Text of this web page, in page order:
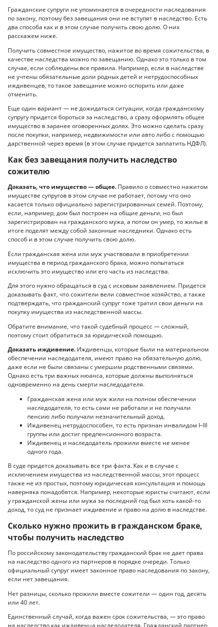
Гражданские супруги не упоминаются в очередности наследования
по закону, поэтому без завещания они не вступят в наследство. Есть
два способа как и в этом случае получить свою долю. О них
расскажем ниже.
Получить совместное имущество, нажитое во время сожительства, в
качестве наследства можно по завещанию. Однако это только в том
случае, если соблюдены все правила. Например, если в наследстве
не учтены обязательные доли родных детей и нетрудоспособных
иждивенцев, то такое завещание можно оспорить или даже
отменить.
Еще один вариант — не дожидаться ситуации, когда гражданскому
супругу придется бороться за наследство, а сразу оформлять общее
имущество в заранее оговоренных долях. Это можно сделать сразу
после покупки, например, недвижимости или авто либо с помощью
дарственной через время (в этом случае придется заплатить НДФЛ).
Как без завещания получить наследство
сожителю
Доказать, что имущество — общее. Правило о совместно нажитом
имуществе супругов в этом случае не работает, потому что оно
касается только официально зарегистрированных семей. Поэтому,
если, например, дом был построен на общие деньги, но был
зарегистрирован на гражданского мужа, а потом он умер, то жилье в
итоге поделят между собой законные наследники. Однако есть
способ и в этом случае получить свою долю.
Если гражданская жена или муж участвовали в приобретении
имущества в период гражданского брака, можно попытаться
исключить это имущество или его часть из наследства.
Для этого нужно обращаться в суд с исковым заявлением. Придется
доказывать факт, что сожители вели совместное хозяйство, а также
подтверждать, что гражданский супруг тоже тратил свои деньги на
покупку имущества из наследственной массы.
Обратите внимание, что такой судебный процесс — сложный,
поэтому стоит обратиться за юридической помощью.
Доказать иждивение. Иждивенцы, которые были на материальном
обеспечении наследодателя, имеют право на обязательную долю,
даже если не были связаны с умершим родственными связями.
Однако есть три важных нюанса, которые должны выполняться
одновременно на день смерти наследодателя.
Гражданская жена или муж жили на полном обеспечении
наследодателя, то есть сами не работали и не получали
пенсию либо получали незначительный доход.
Иждивенец нетрудоспособен, то есть признан инвалидом I–III
группы или достиг предпенсионного возраста.
Иждивенец и наследодатель прожили вместе не менее
одного года.
В суде придется доказывать все три факта. Как и в случае с
исключением имущества из наследственной массы, этот процесс
также не из простых, поэтому юридическая консультация и помощь
наверняка понадобятся. Например, некоторые юристы считают, если
у гражданской жены или мужа за последний год был хоть какой-то
доход, то суд не признает иждивение и право на долю в наследстве.
Сколько нужно прожить в гражданском браке,
чтобы получить наследство
По российскому законодательству гражданский брак не дает права
на наследство одного из партнеров в порядке очереди. Только
официальный супруг имеет законное право наследования по закону,
если нет завещания.
Нет разницы, сколько прожили вместе сожители — один год, десять
или 40 лет.
Единственный случай, когда важен срок сожительства, — это право
на наследство как иждивенца наследодателя. Гражданский партнер